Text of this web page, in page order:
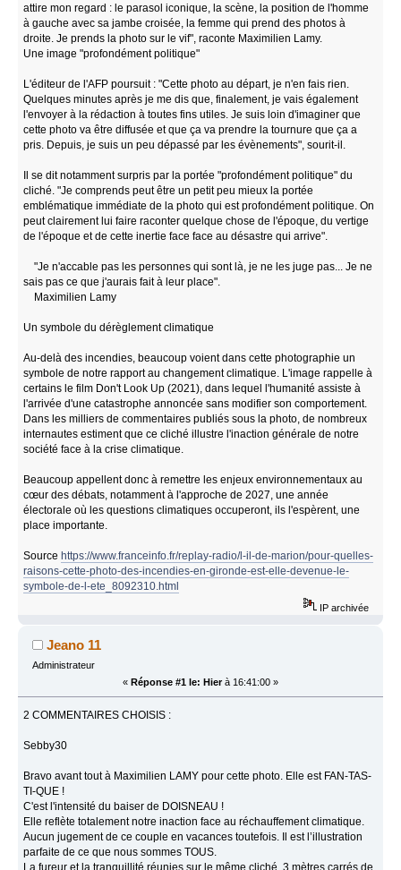
attire mon regard : le parasol iconique, la scène, la position de l'homme
à gauche avec sa jambe croisée, la femme qui prend des photos à
droite. Je prends la photo sur le vif", raconte Maximilien Lamy.
Une image "profondément politique"
L'éditeur de l'AFP poursuit : "Cette photo au départ, je n'en fais rien.
Quelques minutes après je me dis que, finalement, je vais également
l'envoyer à la rédaction à toutes fins utiles. Je suis loin d'imaginer que
cette photo va être diffusée et que ça va prendre la tournure que ça a
pris. Depuis, je suis un peu dépassé par les évènements", sourit-il.
Il se dit notamment surpris par la portée "profondément politique" du
cliché. "Je comprends peut être un petit peu mieux la portée
emblématique immédiate de la photo qui est profondément politique. On
peut clairement lui faire raconter quelque chose de l'époque, du vertige
de l'époque et de cette inertie face face au désastre qui arrive".
"Je n'accable pas les personnes qui sont là, je ne les juge pas... Je ne
sais pas ce que j'aurais fait à leur place".
Maximilien Lamy
Un symbole du dérèglement climatique
Au-delà des incendies, beaucoup voient dans cette photographie un
symbole de notre rapport au changement climatique. L'image rappelle à
certains le film Don't Look Up (2021), dans lequel l'humanité assiste à
l'arrivée d'une catastrophe annoncée sans modifier son comportement.
Dans les milliers de commentaires publiés sous la photo, de nombreux
internautes estiment que ce cliché illustre l'inaction générale de notre
société face à la crise climatique.
Beaucoup appellent donc à remettre les enjeux environnementaux au
cœur des débats, notamment à l'approche de 2027, une année
électorale où les questions climatiques occuperont, ils l'espèrent, une
place importante.
Source https://www.franceinfo.fr/replay-radio/l-il-de-marion/pour-quelles-
raisons-cette-photo-des-incendies-en-gironde-est-elle-devenue-le-
symbole-de-l-ete_8092310.html
IP archivée
Jeano 11
Administrateur
« Réponse #1 le: Hierà 16:41:00 »
2 COMMENTAIRES CHOISIS :
Sebby30
Bravo avant tout à Maximilien LAMY pour cette photo. Elle est FAN-TAS-
TI-QUE !
C'est l'intensité du baiser de DOISNEAU !
Elle reflète totalement notre inaction face au réchauffement climatique.
Aucun jugement de ce couple en vacances toutefois. Il est l’illustration
parfaite de ce que nous sommes TOUS.